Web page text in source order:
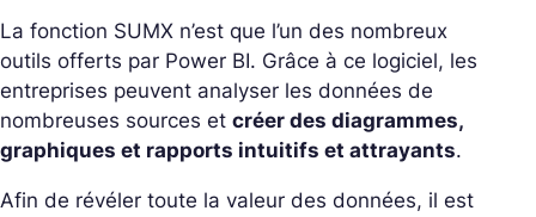
La fonction SUMX n’est que l’un des nombreux
outils offerts par Power BI. Grâce à ce logiciel, les
entreprises peuvent analyser les données de
nombreuses sources et créer des diagrammes,
graphiques et rapports intuitifs et attrayants.
Afin de révéler toute la valeur des données, il est